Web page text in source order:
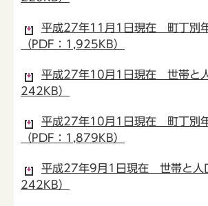
平成27年11月1日現在 町丁別
（PDF：1,925KB）
平成27年10月1日現在 世帯と人
242KB）
平成27年10月1日現在 町丁別
（PDF：1,879KB）
平成27年9月1日現在 世帯と人
242KB）